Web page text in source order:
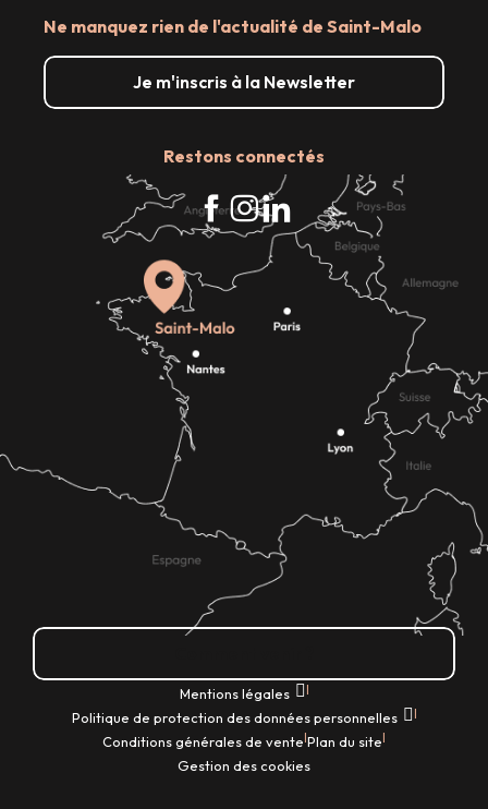
Ne manquez rien de l'actualité de Saint-Malo
Je m'inscris à la Newsletter
Restons connectés
Mentions légales |
Politique de protection des données personnelles |
Conditions générales de vente|Plan du site|
Gestion des cookies